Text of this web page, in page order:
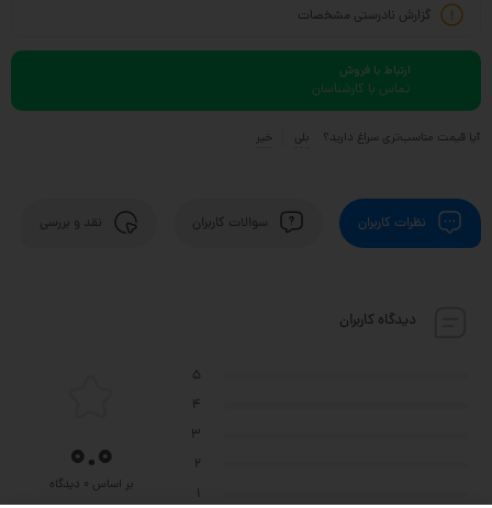
گزارش نادرستی مشخصات
ارتباط با فروش
تماس با کارشناسان
آیا قیمت مناسب‌تری سراغ دارید؟ بلی خیر
نظرات کاربران سوالات کاربران نقد و بررسی
دیدگاه کاربران
5
4
3
2
1
0.0
بر اساس 0 دیدگاه